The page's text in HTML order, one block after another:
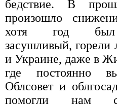
бедствие. В
произошло
хотя год был
засушливый, горели
и Украине, даже в
где постоянно
Облсовет и
помогли нам с